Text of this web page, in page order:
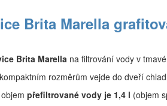
Brita Marella
Brita Marella na filtrování vody v
rozměrům vejde do dveří
přefiltrované vody je 1,4 l (objem